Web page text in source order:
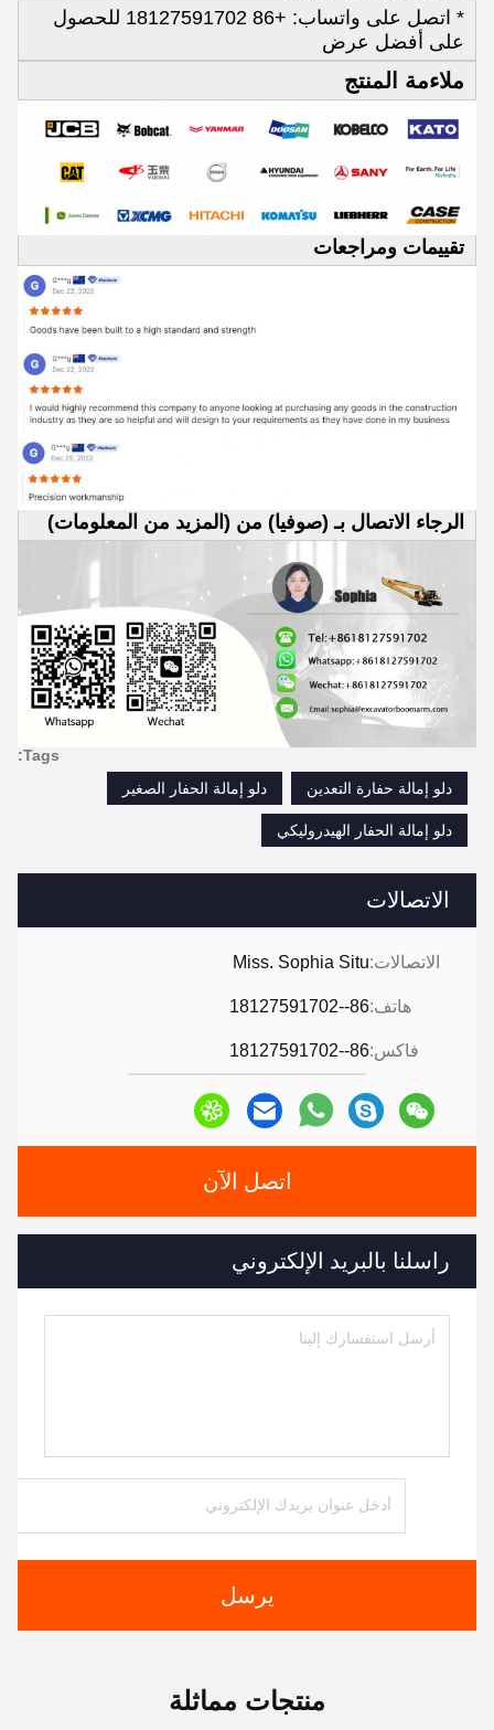
الاتصالات
الاتصالات:Miss. Sophia Situ
هاتف:86--18127591702
فاكس:86--18127591702
اتصل الآن
راسلنا بالبريد الإلكتروني
يرسل
* اتصل على واتساب: +86 18127591702 للحصول
على أفضل عرض
ملاءمة المنتج
تقييمات ومراجعات
الرجاء الاتصال بـ (صوفيا) من (المزيد من المعلومات)
Tags:
دلو إمالة حفارة التعدين
دلو إمالة الحفار الصغير
دلو إمالة الحفار الهيدروليكي
منتجات مماثلة